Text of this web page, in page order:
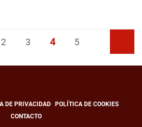
2 3 4 5
DE PRIVACIDAD
POLÍTICA DE COOKIES
CONTACTO